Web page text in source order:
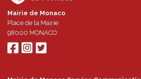
Mairie de Monaco
Place de la Mairie
98000 MONACO